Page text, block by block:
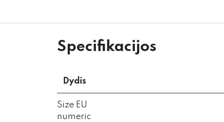
Specifikacijos
Dydis
Size EU
numeric